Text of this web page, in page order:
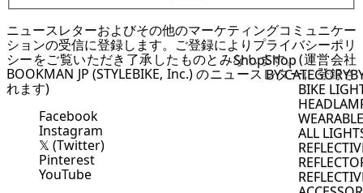
ShopShop
BY CATEGORY
BIKE
ALL
ニュースレターおよびその他のマーケティングコミュニケー
ションの受信に登録します。ご登録により プライバシーポリ
シーをご覧いただき了承したものとみなします。(運営会社
BOOKMAN JP (STYLEBIKE, Inc.) のニュースレターに登録さ
れます)
Facebook
Instagram
𝕏 (Twitter)
Pinterest
YouTube